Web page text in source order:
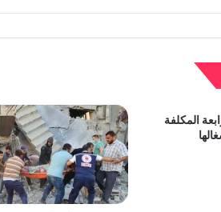
المكلفة